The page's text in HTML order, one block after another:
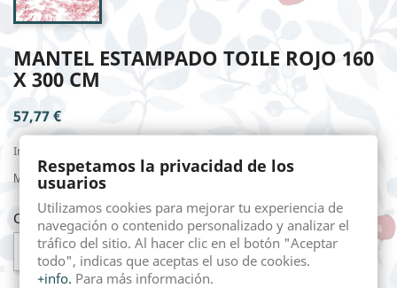
MANTEL ESTAMPADO TOILE ROJO 160
X 300 CM
57,77 €
Impuestos incluidos
Mantelería en lona de algodón 100%. Estampado en Toile de Jouy.
Cantidad
 AÑADIR AL CARRITO
Respetamos la privacidad de los
usuarios
Utilizamos cookies para mejorar tu experiencia de
navegación o contenido personalizado y analizar el
tráfico del sitio. Al hacer clic en el botón "Aceptar
todo", indicas que aceptas el uso de cookies.
+info. Para más información.